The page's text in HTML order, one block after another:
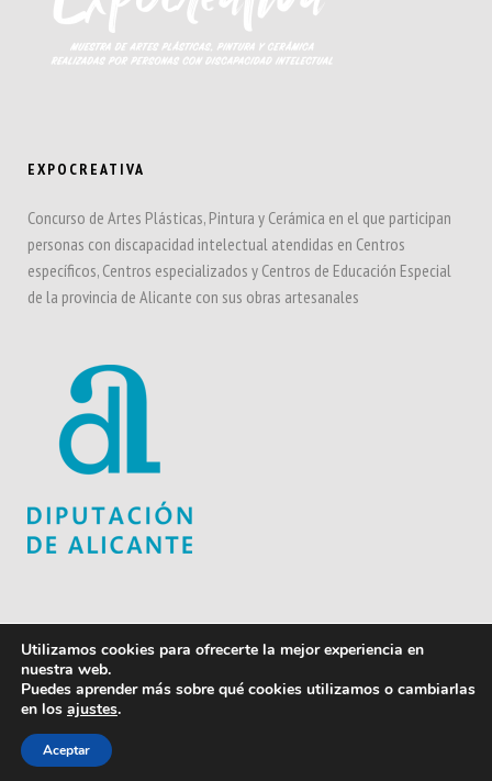
EXPOCREATIVA
Concurso de Artes Plásticas, Pintura y Cerámica en el que participan
personas con discapacidad intelectual atendidas en Centros
específicos, Centros especializados y Centros de Educación Especial
de la provincia de Alicante con sus obras artesanales
Contacta
Diputación de Alicante
Utilizamos cookies para ofrecerte la mejor experiencia en
nuestra web.
Puedes aprender más sobre qué cookies utilizamos o cambiarlas
en los ajustes.
Aceptar